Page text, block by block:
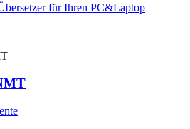
für Ihren PC&Laptop